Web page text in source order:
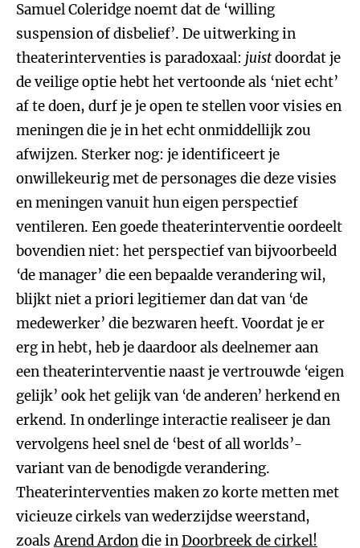
Samuel Coleridge noemt dat de ‘willing
suspension of disbelief’. De uitwerking in
theaterinterventies is paradoxaal: juistdoordat je
de veilige optie hebt het vertoonde als ‘niet echt’
af te doen, durf je je open te stellen voor visies en
meningen die je in het echt onmiddellijk zou
afwijzen. Sterker nog: je identificeert je
onwillekeurig met de personages die deze visies
en meningen vanuit hun eigen perspectief
ventileren. Een goede theaterinterventie oordeelt
bovendien niet: het perspectief van bijvoorbeeld
‘de manager’ die een bepaalde verandering wil,
blijkt niet a priori legitiemer dan dat van ‘de
medewerker’ die bezwaren heeft. Voordat je er
erg in hebt, heb je daardoor als deelnemer aan
een theaterinterventie naast je vertrouwde ‘eigen
gelijk’ ook het gelijk van ‘de anderen’ herkend en
erkend. In onderlinge interactie realiseer je dan
vervolgens heel snel de ‘best of all worlds’-
variant van de benodigde verandering.
Theaterinterventies maken zo korte metten met
vicieuze cirkels van wederzijdse weerstand,
zoalsArend Ardondie inDoorbreek de cirkel!